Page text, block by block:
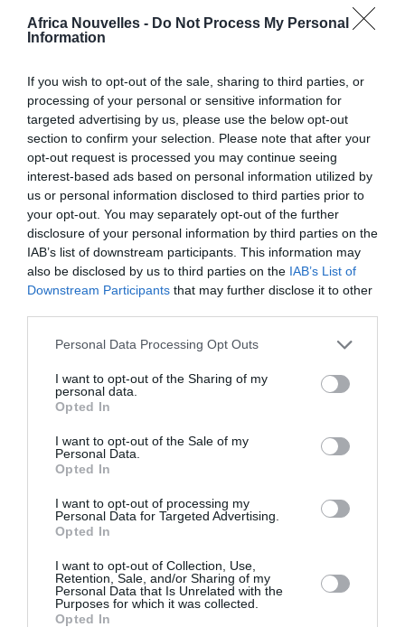
Africa Nouvelles - Do Not Process My Personal
Information
If you wish to opt-out of the sale, sharing to third parties, or
processing of your personal or sensitive information for
targeted advertising by us, please use the below opt-out
section to confirm your selection. Please note that after your
opt-out request is processed you may continue seeing
interest-based ads based on personal information utilized by
us or personal information disclosed to third parties prior to
your opt-out. You may separately opt-out of the further
disclosure of your personal information by third parties on the
IAB’s list of downstream participants. This information may
also be disclosed by us to third parties on the IAB’s List of
Downstream Participants that may further disclose it to other
Personal Data Processing Opt Outs
I want to opt-out of the Sharing of my
personal data.
Opted In
I want to opt-out of the Sale of my
Personal Data.
Opted In
I want to opt-out of processing my
Personal Data for Targeted Advertising.
Opted In
I want to opt-out of Collection, Use,
Retention, Sale, and/or Sharing of my
Personal Data that Is Unrelated with the
Purposes for which it was collected.
Opted In
conseil de son frère aîné, Bonaventure s’est orienté
plus vers la coiffure dame, car dit-il, celle-ci est plus
rendre belles.
Timidement, il s’est lancé dans la coiffure féminine,
un métier qu’il n’aimait pas au départ. Aujourd’hui,
Kalou est plus que jamais passionné de son travail.
Ce qu’il aime dans son métier, c’est la créativité dont il
s’efforce de faire montre.
Du fait de l’originalité et de la spécificité de son travail,
il reçoit, dit-il, de nombreuses personnalités et stars.
L’homme aux tresses africaines est spécialisé en
effet, en tissage, coupes cheveux, baby lisse
(bouclage fait par un fer à friser).
En plus de cela, il a un penchant pour la natte tapis et
les sillons. Kalou offre d’autres services comme
l’habillage des mariées, les pédicures-manucures, les
tatouages et les piercings.
Pour réussir dans la coiffure, il y a des rudiments qui
sont nécessaires. Il s’agit, selon lui, de l’accueil, de